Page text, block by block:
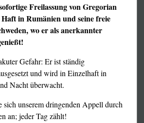
Stimmung war, hochgemut und
den Lärm der
das Quietschen der Straßenbahnen und
Aber er war nun einmal gutgelaunt.
gebürtig ist und infolgedessen
war, hatte er dieses Gedicht
Freilassung von Gregorian
in Rumänien und seine freie
wo er als anerkannter
Gefahr: Er ist ständig
und wird in Einzelhaft in
Nacht überwacht.
sich unserem dringenden Appell durch
an; jeder Tag zählt!